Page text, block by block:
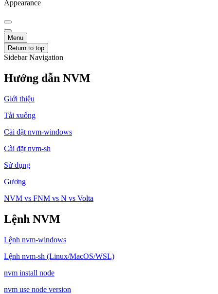
Appearance
Menu
Return to top
Sidebar Navigation
Hướng dẫn NVM
Giới thiệu
Tải xuống
Cài đặt nvm-windows
Cài đặt nvm-sh
Sử dụng
Gương
NVM vs FNM vs N vs Volta
Lệnh NVM
Lệnh nvm-windows
Lệnh nvm-sh (Linux/MacOS/WSL)
nvm install node
nvm use node version